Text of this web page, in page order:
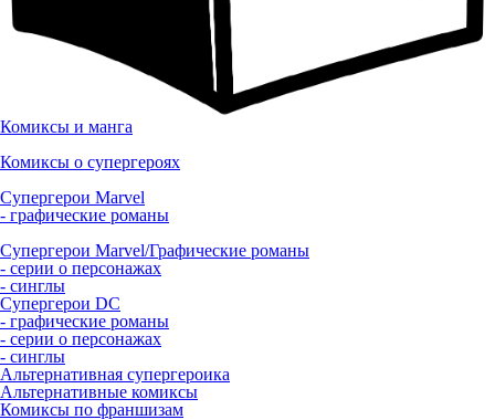
Комиксы и манга
Комиксы о супергероях
Супергерои Marvel
- графические романы
Супергерои Marvel/Графические романы
- серии о персонажах
- синглы
Супергерои DC
- графические романы
- серии о персонажах
- синглы
Альтернативная супергероика
Альтернативные комиксы
Комиксы по франшизам